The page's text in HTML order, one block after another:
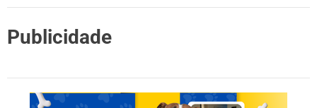
Publicidade